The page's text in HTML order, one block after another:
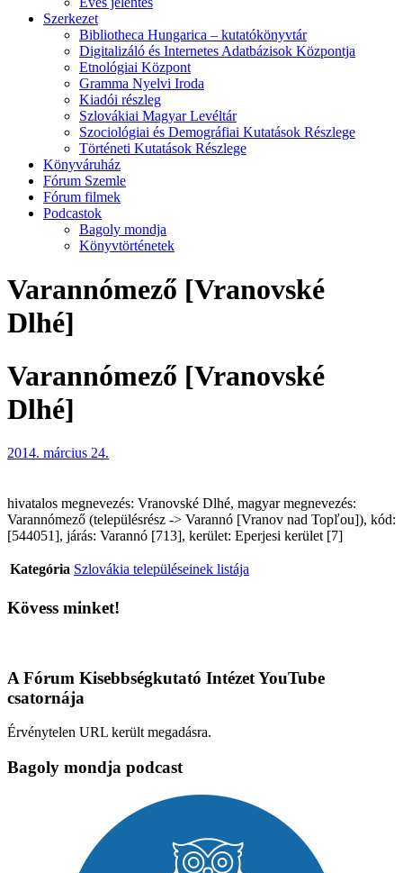
Szerkezet
Bibliotheca Hungarica – kutatókönyvtár
Digitalizáló és Internetes Adatbázisok Központja
Etnológiai Központ
Gramma Nyelvi Iroda
Kiadói részleg
Szlovákiai Magyar Levéltár
Szociológiai és Demográfiai Kutatások Részlege
Történeti Kutatások Részlege
Könyváruház
Fórum Szemle
Fórum filmek
Podcastok
Bagoly mondja
Könyvtörténetek
Varannómező [Vranovské
Dlhé]
Varannómező [Vranovské
Dlhé]
2014. március 24.
hivatalos megnevezés: Vranovské Dlhé, magyar megnevezés:
Varannómező (településrész -> Varannó [Vranov nad Topľou]), kód:
[544051], járás: Varannó [713], kerület: Eperjesi kerület [7]
Kategória Szlovákia településeinek listája
Kövess minket!
A Fórum Kisebbségkutató Intézet YouTube
csatornája
Érvénytelen URL került megadásra.
Bagoly mondja podcast